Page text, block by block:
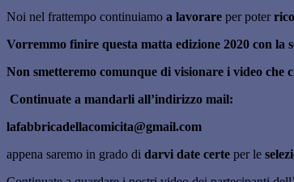
Noi nel frattempo continuiamo a lavorare per poter
Vorremmo finire questa matta edizione 2020 con la
Non smetteremo comunque di visionare i video che
Continuate a mandarli all’indirizzo mail:
lafabbricadellacomicita@gmail.com
appena saremo in grado di darvi date certe per le